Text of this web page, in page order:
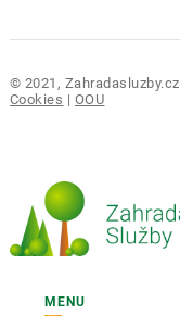
© 2021, Zahradasluzby.cz
Cookies | OOU
MENU